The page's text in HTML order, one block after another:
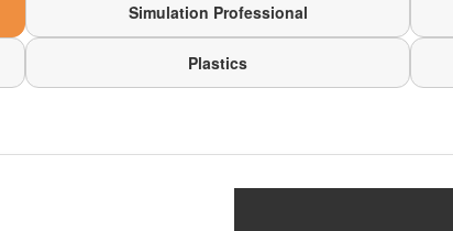
Simulation Professional
Plastics